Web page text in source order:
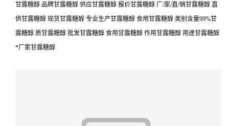
甘露糖醇 品牌甘露糖醇 供应甘露糖醇 报价甘露糖醇 厂/家/直/销甘露糖醇 直
供甘露糖醇 现货甘露糖醇 专业生产甘露糖醇 食用甘露糖醇 类别含量99%甘
露糖醇 质甘露糖醇 批发甘露糖醇 食用甘露糖醇 作用甘露糖醇 用途甘露糖醇
*厂家甘露糖醇